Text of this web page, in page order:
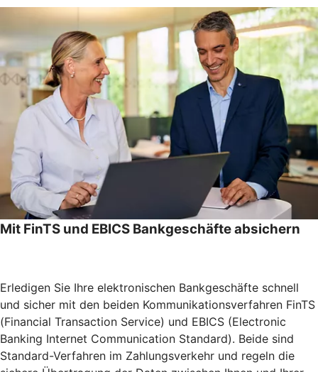
Mit FinTS und EBICS Bankgeschäfte absichern
Erledigen Sie Ihre elektronischen Bankgeschäfte schnell
und sicher mit den beiden Kommunikationsverfahren FinTS
(Financial Transaction Service) und EBICS (Electronic
Banking Internet Communication Standard). Beide sind
Standard-Verfahren im Zahlungsverkehr und regeln die